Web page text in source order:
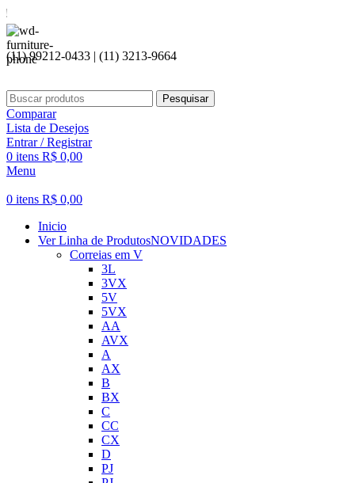
(11) 99212-0433 | (11) 3213-9664
Pesquisar
Comparar
Lista de Desejos
Entrar / Registrar
0 itens R$ 0,00
Menu
0 itens R$ 0,00
Inicio
Ver Linha de ProdutosNOVIDADES
Correias em V
3L
3VX
5V
5VX
AA
AVX
A
AX
B
BX
C
CC
CX
D
PJ